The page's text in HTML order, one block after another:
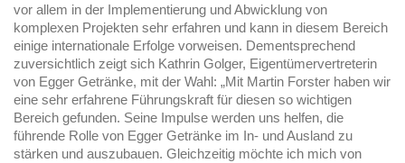
vor allem in der Implementierung und Abwicklung von
komplexen Projekten sehr erfahren und kann in diesem Bereich
einige internationale Erfolge vorweisen. Dementsprechend
zuversichtlich zeigt sich Kathrin Golger, Eigentümervertreterin
von Egger Getränke, mit der Wahl: „Mit Martin Forster haben wir
eine sehr erfahrene Führungskraft für diesen so wichtigen
Bereich gefunden. Seine Impulse werden uns helfen, die
führende Rolle von Egger Getränke im In- und Ausland zu
stärken und auszubauen. Gleichzeitig möchte ich mich von